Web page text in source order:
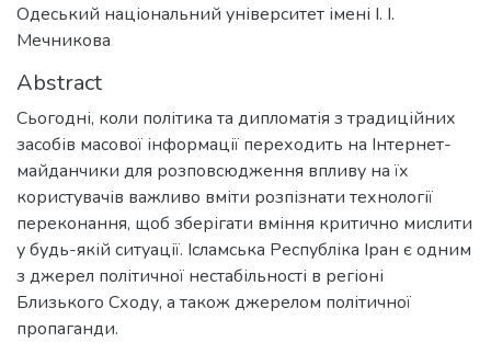
Одеський національний університет імені І. І.
Мечникова
Abstract
Сьогодні, коли політика та дипломатія з традиційних
засобів масової інформації переходить на Інтернет-
майданчики для розповсюдження впливу на їх
користувачів важливо вміти розпізнати технології
переконання, щоб зберігати вміння критично мислити
у будь-якій ситуації. Ісламська Республіка Іран є одним
з джерел політичної нестабільності в регіоні
Близького Сходу, а також джерелом політичної
пропаганди.